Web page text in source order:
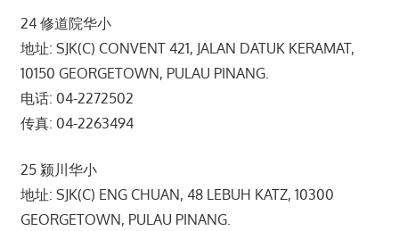
24 修道院华小
地址: SJK(C) CONVENT 421, JALAN DATUK KERAMAT,
10150 GEORGETOWN, PULAU PINANG.
电话: 04-2272502
传真: 04-2263494
25 颍川华小
地址: SJK(C) ENG CHUAN, 48 LEBUH KATZ, 10300
GEORGETOWN, PULAU PINANG.